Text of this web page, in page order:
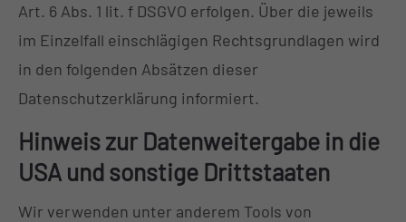
Art. 6 Abs. 1 lit. f DSGVO erfolgen. Über die jeweils
im Einzelfall einschlägigen Rechtsgrundlagen wird
in den folgenden Absätzen dieser
Datenschutzerklärung informiert.
Hinweis zur Datenweitergabe in die
USA und sonstige Drittstaaten
Wir verwenden unter anderem Tools von